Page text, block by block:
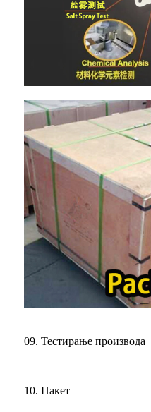
09. Тестирање производа
10. Пакет